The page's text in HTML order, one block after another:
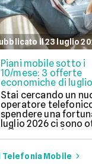
il 23 luglio
Piani mobile sotto i
10/mese: 3 offerte
economiche di
Stai cercando un
operatore
spendere una
luglio 2026 ci sono
offerte sotto i 10
mese che includono
tantissimi Giga e la
connessione 5G.
Telefonia Mobile